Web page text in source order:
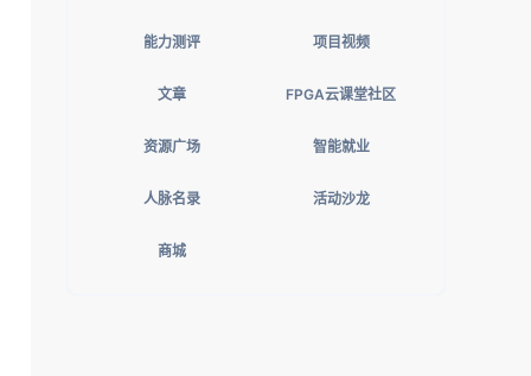
能力测评 项目视频
文章 FPGA云课堂社区
资源广场 智能就业
人脉名录 活动沙龙
商城